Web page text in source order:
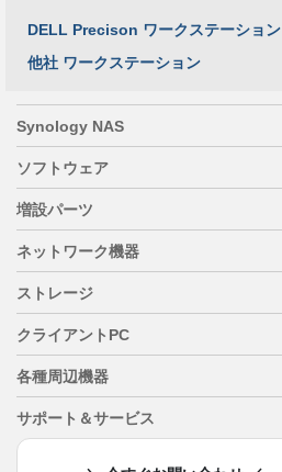
DELL Precison ワークステーション
他社 ワークステーション
Synology NAS
ソフトウェア
増設パーツ
ネットワーク機器
ストレージ
クライアントPC
各種周辺機器
サポート＆サービス